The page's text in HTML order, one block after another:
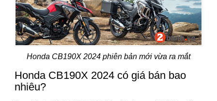
Honda CB190X 2024 phiên bản mới vừa ra mắt
Honda CB190X 2024 có giá bán bao
nhiêu?